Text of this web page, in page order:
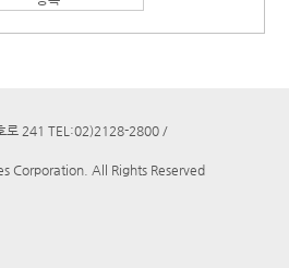
로 241 TEL:02)2128-2800 /
Corporation. All Rights Reserved